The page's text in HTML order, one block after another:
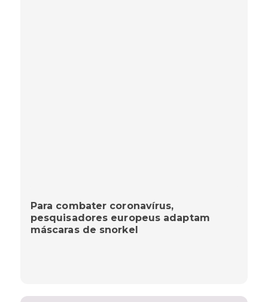
Para combater coronavírus,
pesquisadores europeus adaptam
máscaras de snorkel